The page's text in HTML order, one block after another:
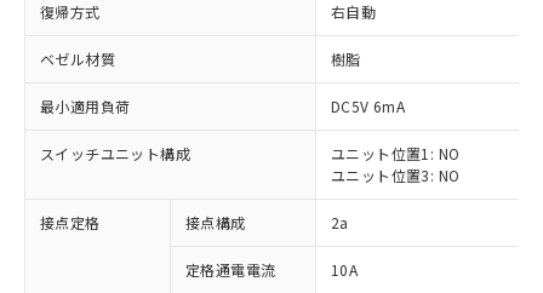
復帰方式 右自動
ベゼル材質 樹脂
最小適用負荷 DC5V 6mA
スイッチユニット構成
ユニット位置1: NO
ユニット位置3: NO
接点定格 接点構成 2a
定格通電電流 10A
※1 対応状況